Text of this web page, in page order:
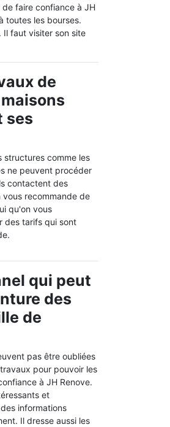
faire confiance à JH
toutes les bourses.
Il faut visiter son site
de
ses
structures comme les
ne peuvent procéder
contactent des
vous recommande de
qu'on vous
des tarifs qui sont
qui peut
des
de
pas être oubliées
pour pouvoir les
à JH Renove.
et
informations
Il dresse aussi les